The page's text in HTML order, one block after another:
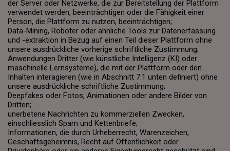
der Server oder Netzwerke, die zur Bereitstellung der Plattform
verwendet werden, beeinträchtigen oder die Fähigkeit einer
Person, die Plattform zu nutzen, beeinträchtigen;
Data-Mining, Roboter oder ähnliche Tools zur Datenerfassung
und -extraktion in Bezug auf einen Teil dieser Plattform ohne
unsere ausdrückliche vorherige schriftliche Zustimmung;
Anwendungen Dritter (wie künstliche Intelligenz (KI) oder
maschinelle Lernsysteme), die mit der Plattform oder den
Inhalten interagieren (wie in Abschnitt 7.1 unten definiert) ohne
unsere ausdrückliche schriftliche Zustimmung;
Deepfakes oder Fotos, Animationen oder andere Bilder von
Dritten;
unerbetene Nachrichten zu kommerziellen Zwecken,
einschliesslich Spam und Kettenbriefe;
Informationen, die durch Urheberrecht, Warenzeichen,
Geschäftsgeheimnis, Recht auf Öffentlichkeit oder